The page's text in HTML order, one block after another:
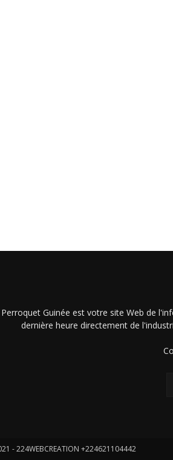
Guinée est votre site Web de
dernière heure directement de
- 224WEBCREATION +224621104442